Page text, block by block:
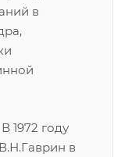
в
В 1972 году
В.Н.Гаврин в